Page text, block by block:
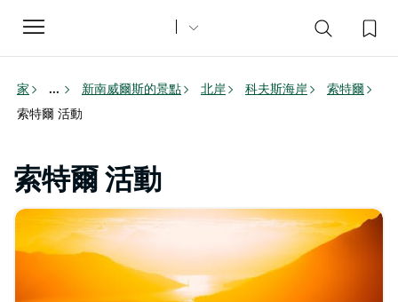
Toggle
navigation
家 ... 新南威爾斯的景點 北岸 科夫斯海岸
索特爾
索特爾 活動
索特爾 活動